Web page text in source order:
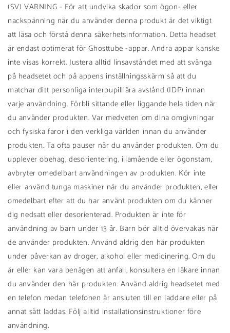
(SV) VARNING - För att undvika skador som ögon- eller
nackspänning när du använder denna produkt är det viktigt
att läsa och förstå denna säkerhetsinformation. Detta headset
är endast optimerat för Ghosttube -appar. Andra appar kanske
inte visas korrekt. Justera alltid linsavståndet med att svänga
på headsetet och på appens inställningsskärm så att du
matchar ditt personliga interpupilliära avstånd (IDP) innan
varje användning. Förbli sittande eller liggande hela tiden när
du använder produkten. Var medveten om dina omgivningar
och fysiska faror i den verkliga världen innan du använder
produkten. Ta ofta pauser när du använder produkten. Om du
upplever obehag, desorientering, illamående eller ögonstam,
avbryter omedelbart användningen av produkten. Kör inte
eller använd tunga maskiner när du använder produkten, eller
omedelbart efter att du har använt produkten om du känner
dig nedsatt eller desorienterad. Produkten är inte för
användning av barn under 13 år. Barn bör alltid övervakas när
de använder produkten. Använd aldrig den här produkten
under påverkan av droger, alkohol eller medicinering. Om du
är eller kan vara benägen att anfall, konsultera en läkare innan
du använder den här produkten. Använd aldrig headsetet med
en telefon medan telefonen är ansluten till en laddare eller på
annat sätt laddas. Följ alltid installationsinstruktioner före
användning.